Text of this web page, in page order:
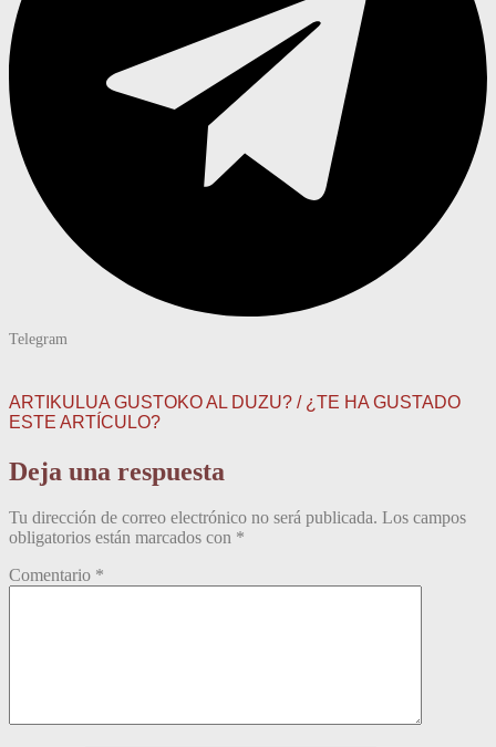
Telegram
ARTIKULUA GUSTOKO AL DUZU? / ¿TE HA GUSTADO
ESTE ARTÍCULO?
Deja una respuesta
Tu dirección de correo electrónico no será publicada. Los campos
obligatorios están marcados con *
Comentario *